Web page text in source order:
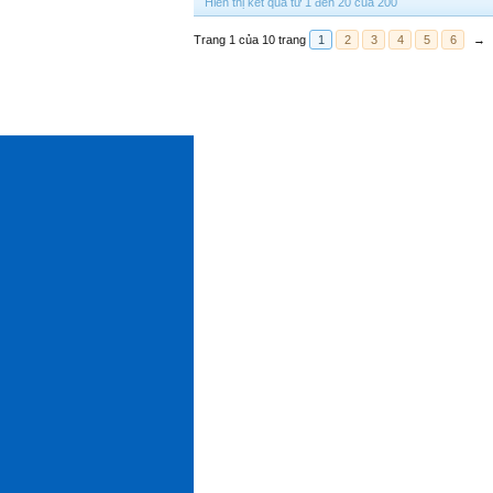
Trang 1 của 10 trang 1 2 3 4 5 6 →